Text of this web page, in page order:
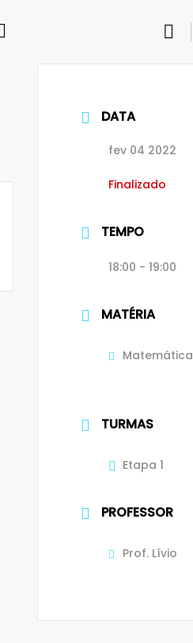
DATA
fev 04 2022
Finalizado
TEMPO
18:00 - 19:00
MATÉRIA
Matemática
TURMAS
Etapa 1
PROFESSOR
Prof. Lívio